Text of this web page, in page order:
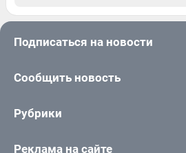
Подписаться на новости
Сообщить новость
Рубрики
Реклама на сайте